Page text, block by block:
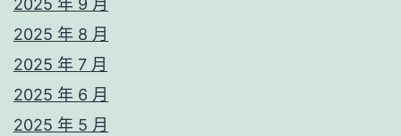
2025 年 9 月
2025 年 8 月
2025 年 7 月
2025 年 6 月
2025 年 5 月